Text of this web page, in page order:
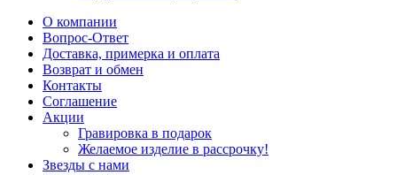
О компании
Вопрос-Ответ
Доставка, примерка и оплата
Возврат и обмен
Контакты
Соглашение
Акции
Гравировка в подарок
Желаемое изделие в рассрочку!
Звезды с нами